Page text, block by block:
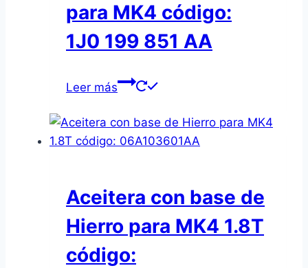
para MK4 código:
1J0 199 851 AA
Leer más
Aceitera con base de
Hierro para MK4 1.8T
código: